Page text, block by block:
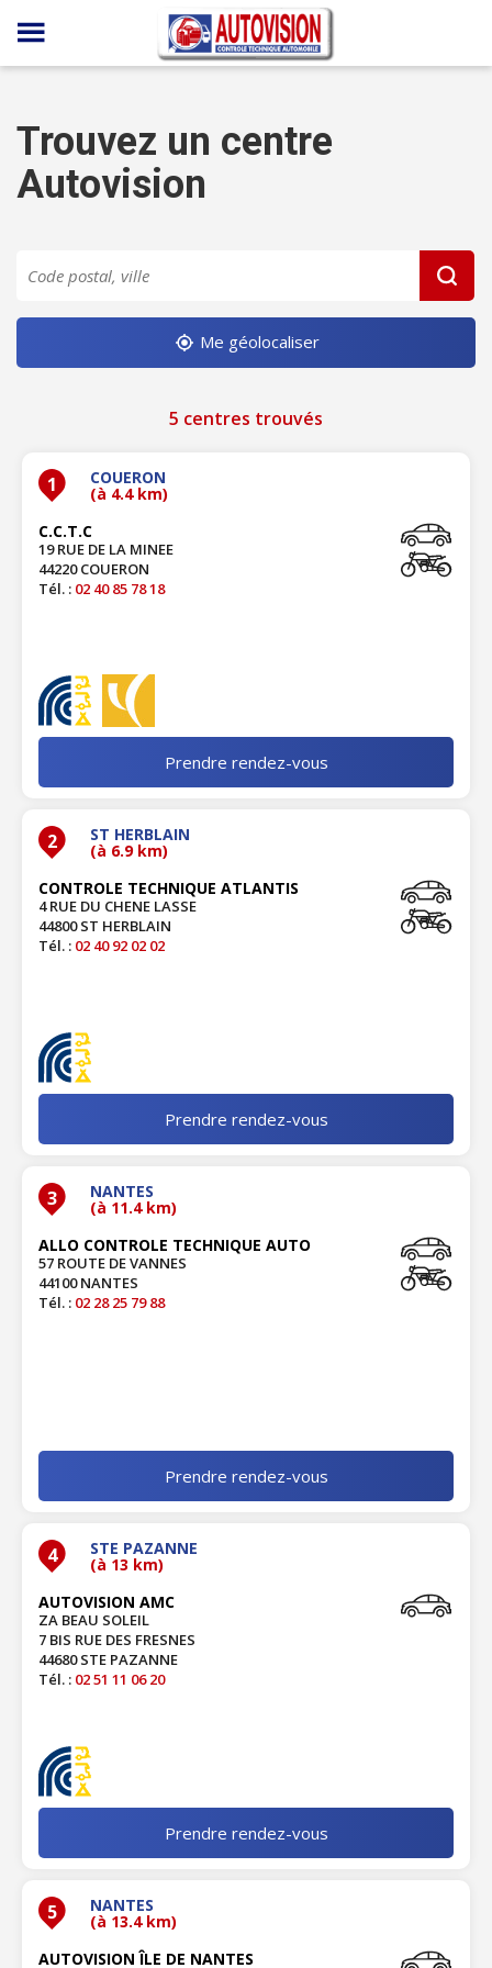
Panneau de gestion des cookies
Trouvez un centre
Autovision
Me géolocaliser
5 centres trouvés
1 COUERON
(à 4.4 km)
C.C.T.C
19 RUE DE LA MINEE
44220 COUERON
Tél. : 02 40 85 78 18
Prendre rendez-vous
2 ST HERBLAIN
(à 6.9 km)
CONTROLE TECHNIQUE ATLANTIS
4 RUE DU CHENE LASSE
44800 ST HERBLAIN
Tél. : 02 40 92 02 02
Prendre rendez-vous
3 NANTES
(à 11.4 km)
ALLO CONTROLE TECHNIQUE AUTO
57 ROUTE DE VANNES
44100 NANTES
Tél. : 02 28 25 79 88
Prendre rendez-vous
4 STE PAZANNE
(à 13 km)
AUTOVISION AMC
ZA BEAU SOLEIL
7 BIS RUE DES FRESNES
44680 STE PAZANNE
Tél. : 02 51 11 06 20
Prendre rendez-vous
5 NANTES
(à 13.4 km)
AUTOVISION ÎLE DE NANTES